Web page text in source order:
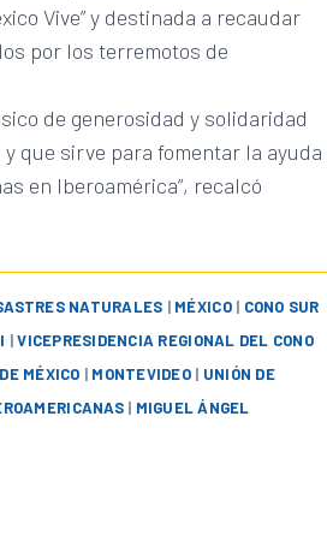
Vive” y destinada a recaudar
por los terremotos de
de generosidad y solidaridad
que sirve para fomentar la ayuda
en Iberoamérica”, recalcó
NATURALES | MÉXICO| CONO SUR
|VICEPRESIDENCIA REGIONAL DEL CONO
MÉXICO | MONTEVIDEO| UNIÓN DE
| MIGUEL ÁNGEL